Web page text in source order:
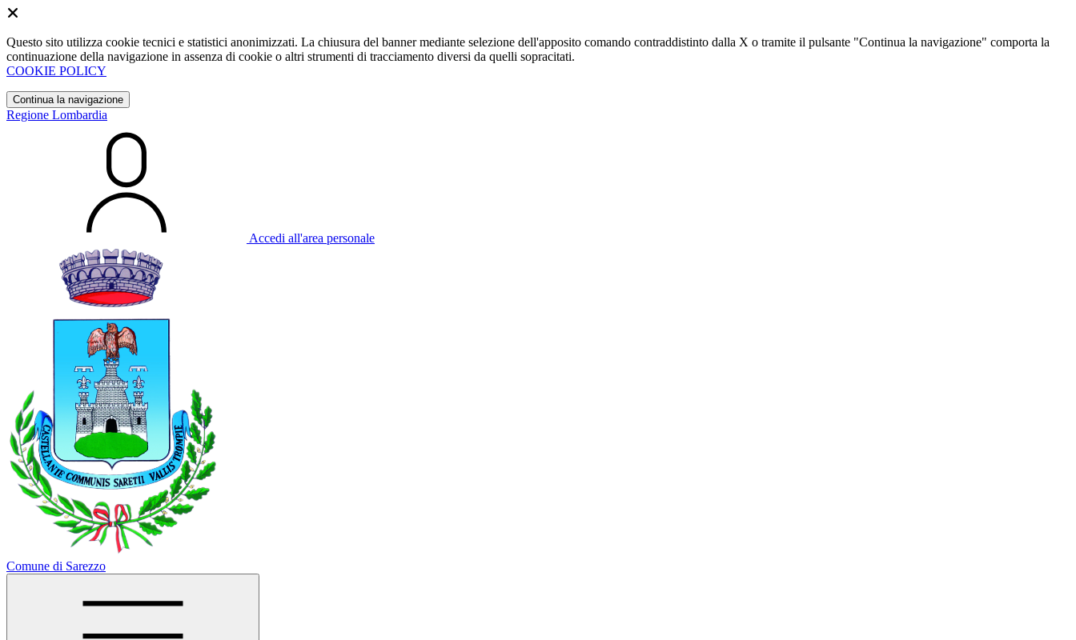
Questo sito utilizza cookie tecnici e statistici anonimizzati. La chiusura del banner mediante selezione dell'apposito comando contraddistinto dalla X o tramite il pulsante "Continua la navigazione" comporta la
continuazione della navigazione in assenza di cookie o altri strumenti di tracciamento diversi da quelli sopracitati.
COOKIE POLICY
Continua la navigazione
Regione Lombardia
Accedi all'area personale
Comune di Sarezzo